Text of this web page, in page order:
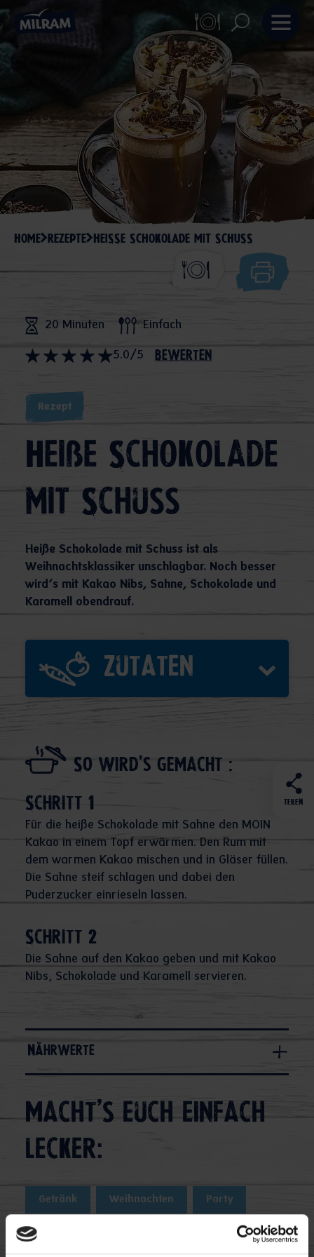
TEILEN
HOME REZEPTE HEISSE SCHOKOLADE MIT SCHUSS
20 Minuten Einfach
5.0/5 bewerten
Rezept
Heiße Schokolade
mit Schuss
Heiße Schokolade mit Schuss ist als
Weihnachtsklassiker unschlagbar. Noch besser
wird’s mit Kakao Nibs, Sahne, Schokolade und
Karamell obendrauf.
Zutaten
So wird's gemacht :
Schritt 1
Für die heiße Schokolade mit Sahne den MOIN
Kakao in einem Topf erwärmen. Den Rum mit
dem warmen Kakao mischen und in Gläser füllen.
Die Sahne steif schlagen und dabei den
Puderzucker einrieseln lassen.
Schritt 2
Die Sahne auf den Kakao geben und mit Kakao
Nibs, Schokolade und Karamell servieren.
Nährwerte
Macht's euch einfach
lecker:
Getränk Weihnachten Party